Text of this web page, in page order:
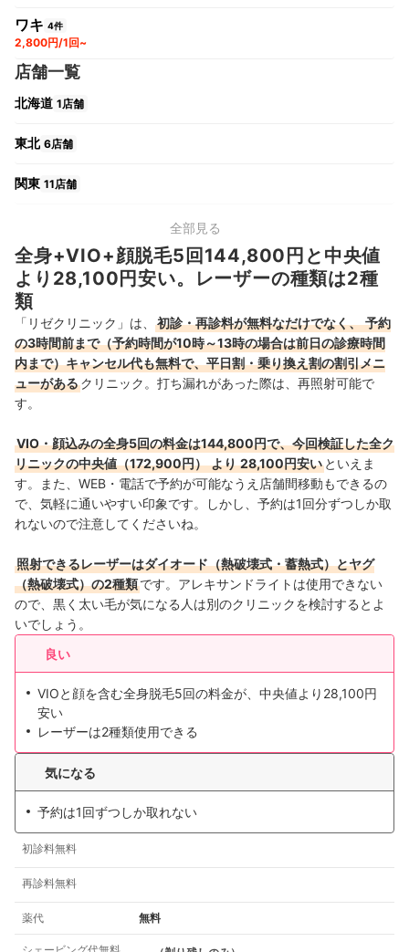
ワキ 4件
2,800円/1回~
店舗一覧
北海道 1店舗
東北 6店舗
関東 11店舗
関西 4店舗
中国・四国
九州・沖縄 2店舗
全部見る
全身+VIO+顔脱毛5回144,800円と中央値
より28,100円安い。レーザーの種類は2種
類
「リゼクリニック」は、 初診・再診料が無料なだけでなく、 予約
の3時間前まで（予約時間が10時～13時の場合は前日の診療時間
内まで）キャンセル代も無料で、平日割・乗り換え割の割引メニ
ューがあるクリニック。打ち漏れがあった際は、再照射可能で
す。
VIO・顔込みの全身5回の料金は144,800円で、今回検証した全ク
リニックの中央値（172,900円） より 28,100円安い といえま
す。
また、WEB・電話で予約が可能なうえ店舗間移動もできるの
で、気軽に通いやすい印象です。しかし、予約は1回分ずつしか取
れないので注意してくださいね。
照射できるレーザーはダイオード（熱破壊式・蓄熱式）とヤグ
（熱破壊式）の2種類です。アレキサンドライトは使用できない
ので、黒く太い毛が気になる人は別のクリニックを検討するとよ
いでしょう。
良い
VIOと顔を含む全身脱毛5回の料金が、中央値より28,100円
安い
レーザーは2種類使用できる
気になる
予約は1回ずつしか取れない
初診料無料
再診料無料
薬代 無料